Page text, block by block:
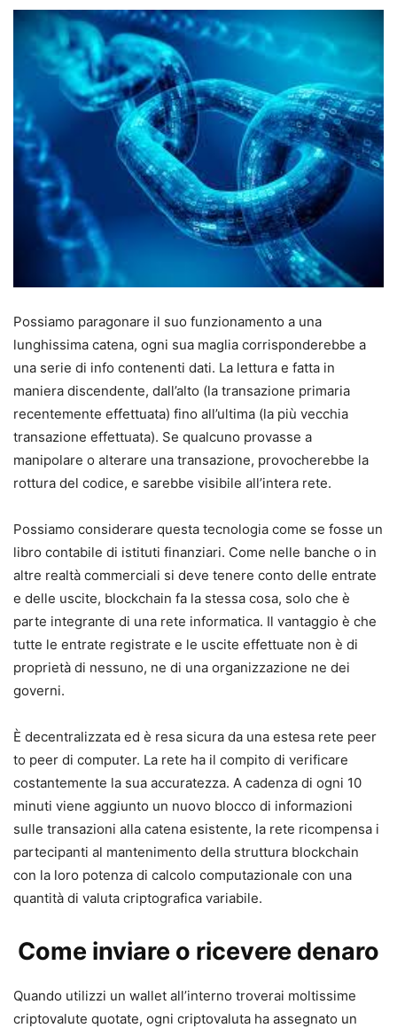
Possiamo paragonare il suo funzionamento a una
lunghissima catena, ogni sua maglia corrisponderebbe a
una serie di info contenenti dati. La lettura e fatta in
maniera discendente, dall’alto (la transazione primaria
recentemente effettuata) fino all’ultima (la più vecchia
transazione effettuata). Se qualcuno provasse a
manipolare o alterare una transazione, provocherebbe la
rottura del codice, e sarebbe visibile all’intera rete.
Possiamo considerare questa tecnologia come se fosse un
libro contabile di istituti finanziari. Come nelle banche o in
altre realtà commerciali si deve tenere conto delle entrate
e delle uscite, blockchain fa la stessa cosa, solo che è
parte integrante di una rete informatica. Il vantaggio è che
tutte le entrate registrate e le uscite effettuate non è di
proprietà di nessuno, ne di una organizzazione ne dei
governi.
È decentralizzata ed è resa sicura da una estesa rete peer
to peer di computer. La rete ha il compito di verificare
costantemente la sua accuratezza. A cadenza di ogni 10
minuti viene aggiunto un nuovo blocco di informazioni
sulle transazioni alla catena esistente, la rete ricompensa i
partecipanti al mantenimento della struttura blockchain
con la loro potenza di calcolo computazionale con una
quantità di valuta criptografica variabile.
Come inviare o ricevere denaro
Quando utilizzi un wallet all’interno troverai moltissime
criptovalute quotate, ogni criptovaluta ha assegnato un